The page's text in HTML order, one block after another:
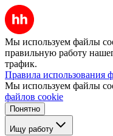
Мы используем файлы
правильную работу
трафик.
Правила использования
Мы используем файлы
файлов cookie
Понятно
Ищу работу